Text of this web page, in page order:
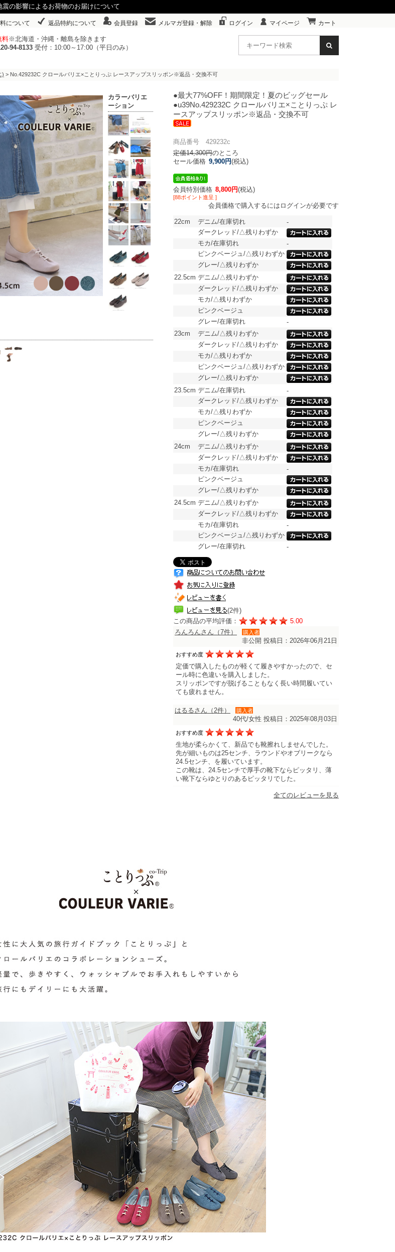
震の影響によるお荷物のお届けについて
について 返品特約について 会員登録 メルマガ登録・解除 ログイン マイページ カート
料※北海道・沖縄・離島を除きます
94-8133 受付：10:00～17:00（平日のみ）
) > No.429232C クロールバリエ×ことりっぷ レースアップスリッポン※返品・交換不可
●最大77%OFF！期間限定！夏のビッグセール
●u39No.429232C クロールバリエ×ことりっぷ レ
ースアップスリッポン※返品・交換不可
商品番号 429232c
定価14,300円のところ
セール価格 9,900円(税込)
会員特別価格 8,800円(税込)
[88ポイント進呈 ]
会員価格で購入するにはログインが必要です
22cm デニム/在庫切れ
-
ダークレッド/△残りわずか
モカ/在庫切れ
-
ピンクベージュ/△残りわずか
グレー/△残りわずか
22.5cm デニム/△残りわずか
ダークレッド/△残りわずか
モカ/△残りわずか
ピンクベージュ
グレー/在庫切れ
-
23cm
デニム/△残りわずか
ダークレッド/△残りわずか
モカ/△残りわずか
ピンクベージュ/△残りわずか
グレー/△残りわずか
23.5cm デニム/在庫切れ
-
ダークレッド/△残りわずか
モカ/△残りわずか
ピンクベージュ
グレー/△残りわずか
24cm
デニム/△残りわずか
ダークレッド/△残りわずか
モカ/在庫切れ
-
ピンクベージュ
グレー/△残りわずか
24.5cm デニム/△残りわずか
ダークレッド/△残りわずか
モカ/在庫切れ
-
ピンクベージュ/△残りわずか
グレー/在庫切れ
-
(2件)
この商品の平均評価：
5.00
ろんろんさん（7件）
購入者
非公開 投稿日：2026年06月21日
おすすめ度
定価で購入したものが軽くて履きやすかったので、セ
ール時に色違いを購入しました。
スリッポンですが脱げることもなく長い時間履いてい
ても疲れません。
はるるさん（2件） 購入者
40代/女性 投稿日：2025年08月03日
おすすめ度
生地が柔らかくて、新品でも靴擦れしませんでした。
先が細いものは25センチ、ラウンドやオブリークなら
24.5センチ、を履いています。
この靴は、24.5センチで厚手の靴下ならピッタリ、薄
い靴下ならゆとりのあるピッタリでした。
全てのレビューを見る
カラーバリエ
ーション